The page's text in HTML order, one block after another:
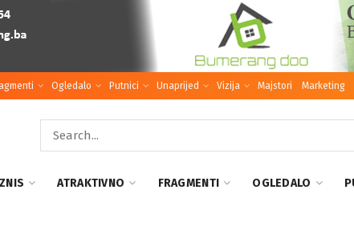
Ogledalo Putnici Unaprijed Vizija Majstori Marketing
ATRAKTIVNO FRAGMENTI OGLEDALO